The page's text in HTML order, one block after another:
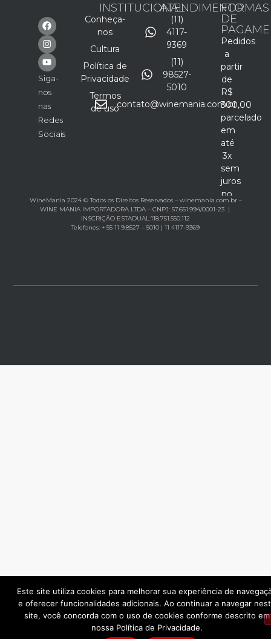
Siga-
nos
nas
Redes
Sociais
INSTITUCIONAL
Conheça-
nos
Cultura
Política de
Privacidade
Termos
de uso
ATENDIMENTO
(11)
4117-
9369
(11)
98527-
5010
contato@winemania.com.br
FORMAS
DE
Pedidos
a
partir
de
R$
300,00
parcelado
em
até
3x
sem
juros
no
cartão
WineMania 2024 © Todos os Direitos Reservados – winemania.com.br –
WINE MANIA IMPORTADORA LTDA – CNPJ: 57.651.994/0001-23 |
INSCRIÇÃO ESTADUAL:118.751.550.112
Telefones: + 55 11 9.8527 – 5010 | 11 4117-9369
Este site utiliza cookies para melhorar sua experiência de
e oferecer funcionalidades adicionais. Ao continuar a navegar
site, você concorda com o uso de cookies conforme descrito em
nossa Política de Privacidade.